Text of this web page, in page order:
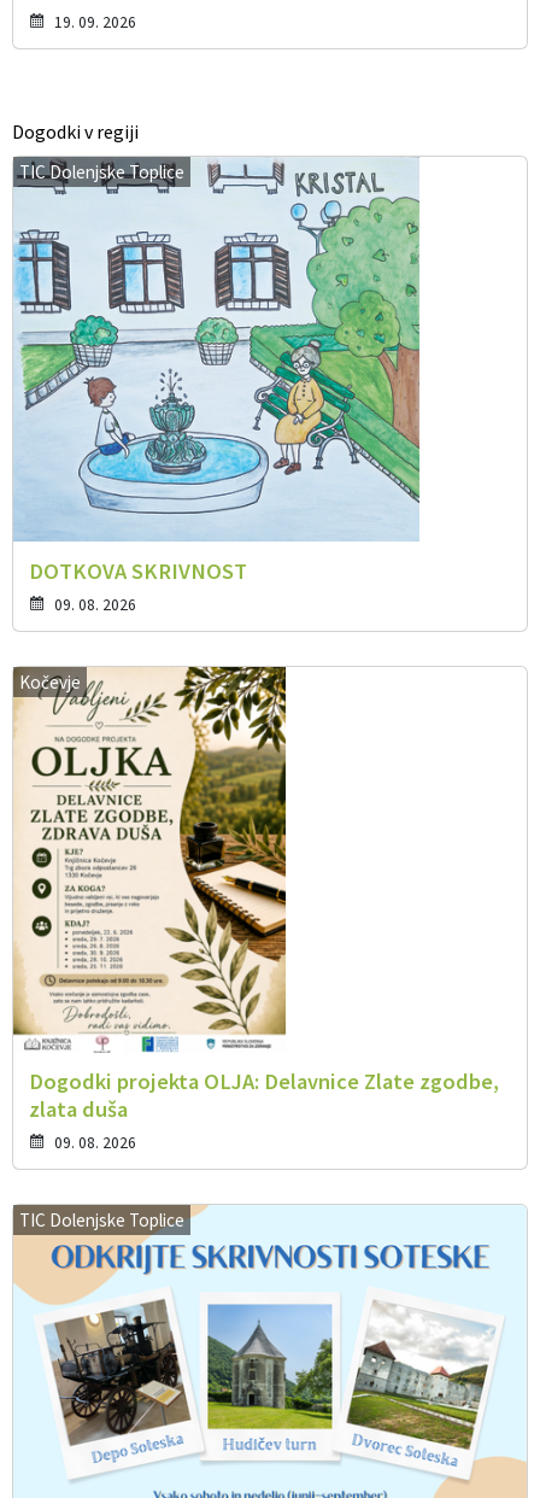
19. 09. 2026
Dogodki v regiji
TIC Dolenjske Toplice
DOTKOVA SKRIVNOST
09. 08. 2026
Kočevje
Dogodki projekta OLJA: Delavnice Zlate zgodbe,
zlata duša
09. 08. 2026
TIC Dolenjske Toplice